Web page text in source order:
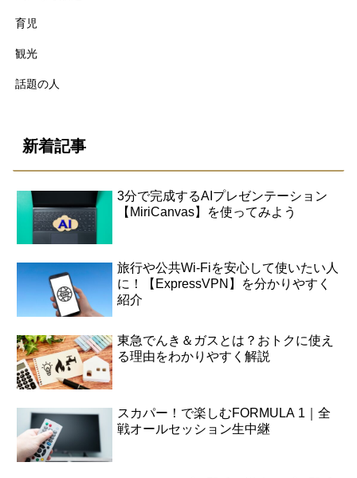
育児
観光
話題の人
新着記事
3分で完成するAIプレゼンテーション
【MiriCanvas】を使ってみよう
旅行や公共Wi-Fiを安心して使いたい人
に！【ExpressVPN】を分かりやすく
紹介
東急でんき＆ガスとは？おトクに使え
る理由をわかりやすく解説
スカパー！で楽しむFORMULA 1｜全
戦オールセッション生中継